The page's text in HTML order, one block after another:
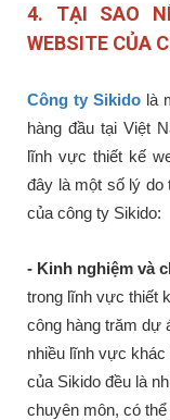
4. TẠI SAO
WEBSITE CỦA
Công ty Sikido là
hàng đầu tại Việt
lĩnh vực thiết kế
đây là một số lý do
của công ty Sikido:
- Kinh nghiệm và
trong lĩnh vực thiết
công hàng trăm dự
nhiều lĩnh vực khác
của Sikido đều là
chuyên môn, có